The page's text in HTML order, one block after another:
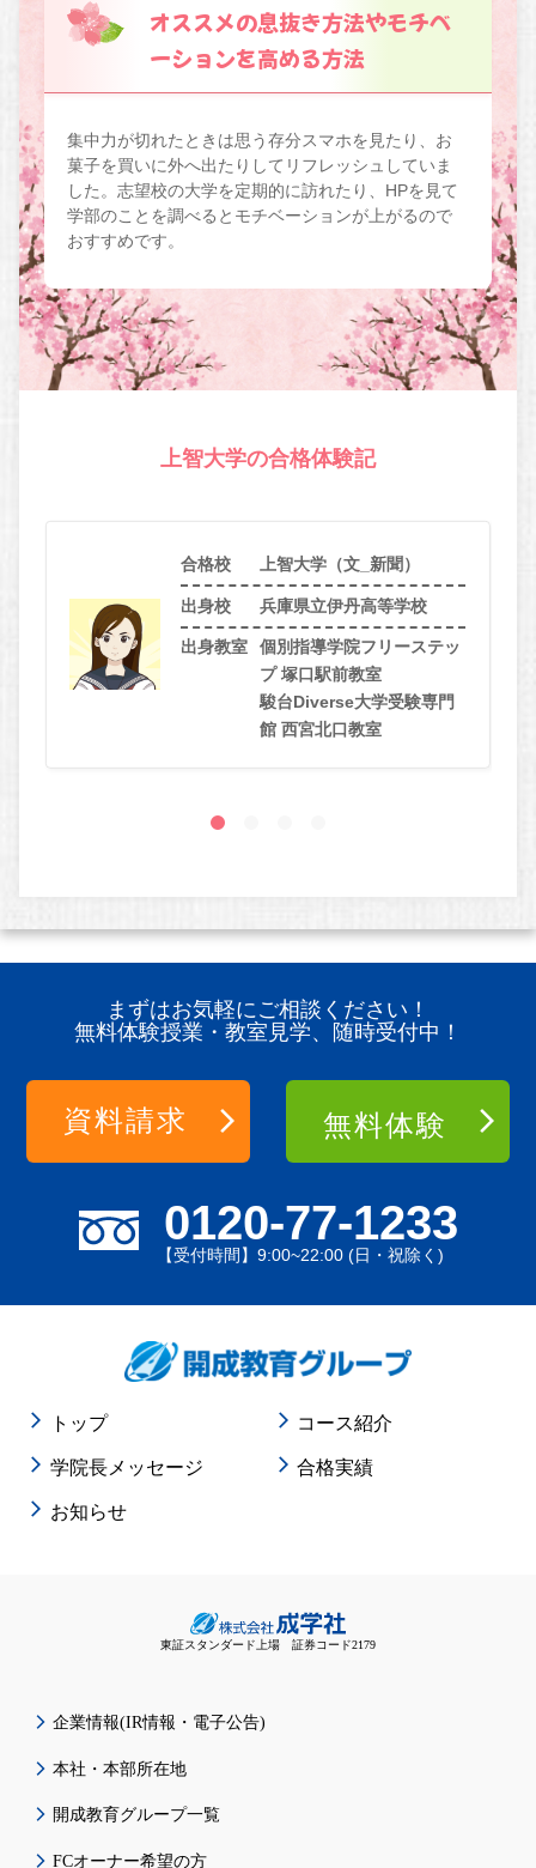
オススメの息抜き方法やモチベ
ーションを高める方法
集中力が切れたときは思う存分スマホを見たり、お
菓子を買いに外へ出たりしてリフレッシュしていま
した。志望校の大学を定期的に訪れたり、HPを見て
学部のことを調べるとモチベーションが上がるので
おすすめです。
上智大学の合格体験記
合格校 上智大学（文_新聞）
出身校 兵庫県立伊丹高等学校
出身教室
個別指導学院フリーステッ
プ 塚口駅前教室
駿台Diverse大学受験専門
館 西宮北口教室
まずはお気軽にご相談ください！
無料体験授業・教室見学、随時受付中！
0120-77-1233
【受付時間】9:00~22:00 (日・祝除く)
資料請求 無料体験
トップ コース紹介
学院長メッセージ 合格実績
お知らせ
東証スタンダード上場 証券コード2179
企業情報(IR情報・電子公告)
本社・本部所在地
開成教育グループ一覧
FCオーナー希望の方